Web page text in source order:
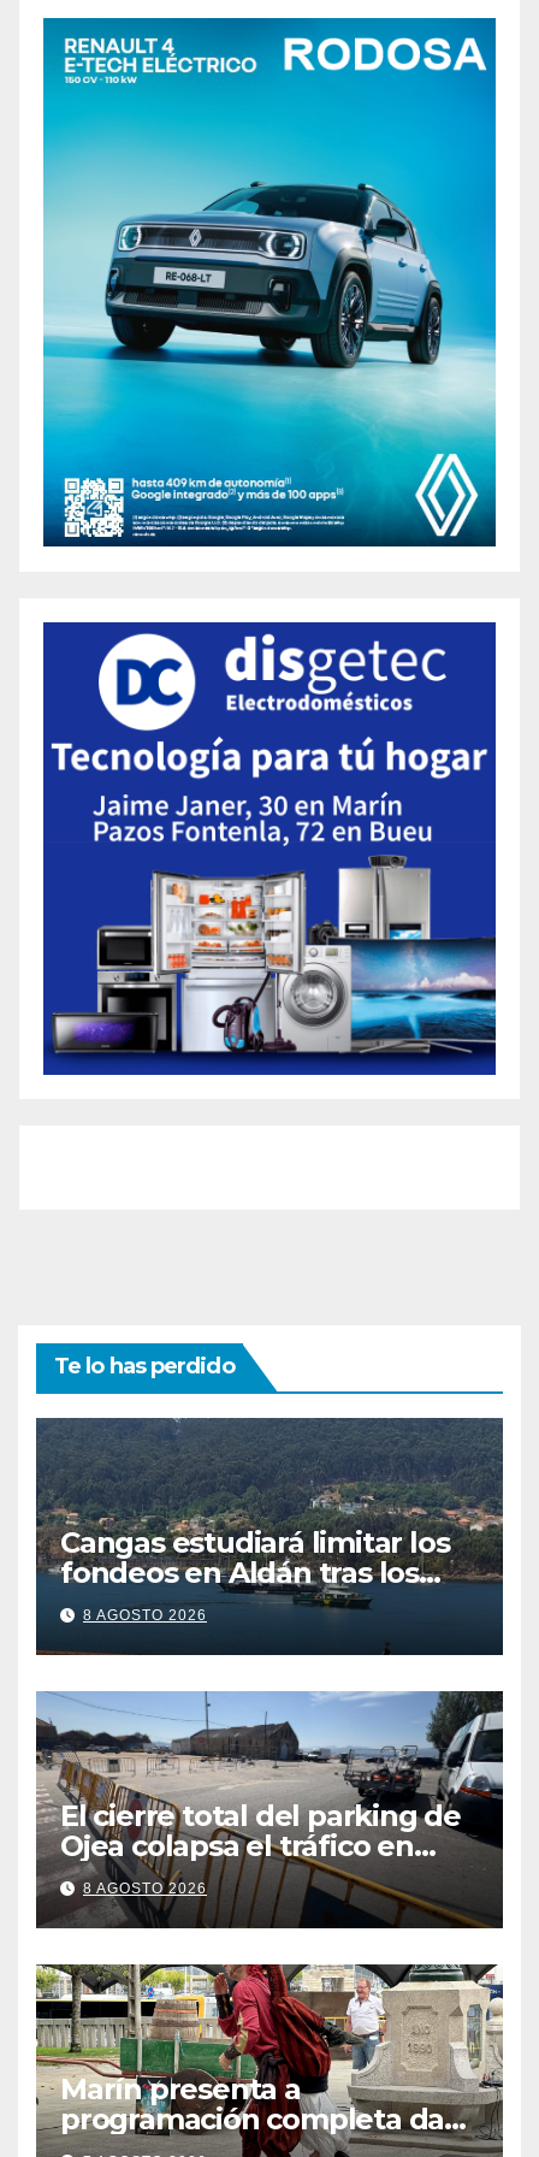
Te lo has perdido
Cangas estudiará limitar los
fondeos en Aldán tras los
últimos episodios de
contaminación en O Con
8 AGOSTO 2026
El cierre total del parking de
Ojea colapsa el tráfico en
Cangas
8 AGOSTO 2026
Marín presenta a
programación completa da
Festa Corsaria, que bate